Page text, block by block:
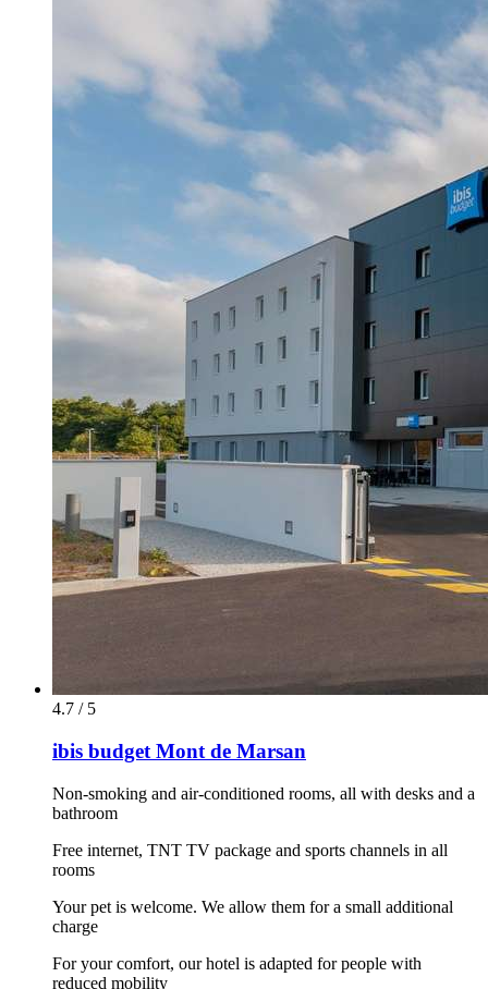
4.7 / 5
ibis budget Mont de Marsan
Non-smoking and air-conditioned rooms, all with desks and a
bathroom
Free internet, TNT TV package and sports channels in all
rooms
Your pet is welcome. We allow them for a small additional
charge
For your comfort, our hotel is adapted for people with
reduced mobility